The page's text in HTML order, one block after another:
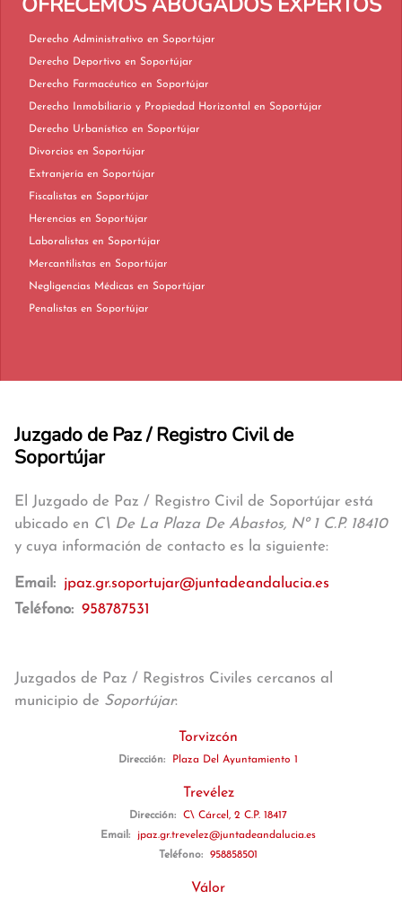
Derecho Administrativo en Soportújar
Derecho Deportivo en Soportújar
Derecho Farmacéutico en Soportújar
Derecho Inmobiliario y Propiedad Horizontal en Soportújar
Derecho Urbanístico en Soportújar
Divorcios en Soportújar
Extranjería en Soportújar
Fiscalistas en Soportújar
Herencias en Soportújar
Laboralistas en Soportújar
Mercantilistas en Soportújar
Negligencias Médicas en Soportújar
Penalistas en Soportújar
Juzgado de Paz / Registro Civil de
Soportújar
El Juzgado de Paz / Registro Civil de Soportújar está
ubicado en C\ De La Plaza De Abastos, Nº 1 C.P. 18410
y cuya información de contacto es la siguiente:
Email: jpaz.gr.soportujar@juntadeandalucia.es
Teléfono: 958787531
Juzgados de Paz / Registros Civiles cercanos al
municipio de Soportújar:
Torvizcón
Dirección: Plaza Del Ayuntamiento 1
Trevélez
Dirección:
C\ Cárcel, 2 C.P. 18417
Email:
jpaz.gr.trevelez@juntadeandalucia.es
Teléfono:
958858501
Válor